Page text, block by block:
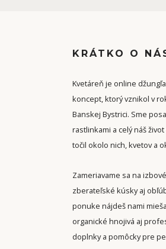
KRÁTKO O
Kvetáreň je online
koncept, ktorý vznikol v
Banskej Bystrici. Sme
rastlinkami a celý náš
točil okolo nich, kvetov a
Zameriavame sa na
zberateľské kúsky aj
ponuke nájdeš nami
organické hnojivá aj
doplnky a pomôcky pre